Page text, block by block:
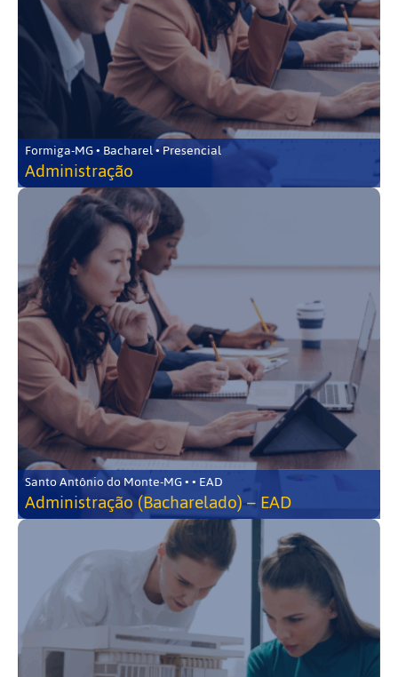
Formiga-MG • Bacharel • Presencial
Administração
Santo Antônio do Monte-MG • • EAD
Administração (Bacharelado) – EAD